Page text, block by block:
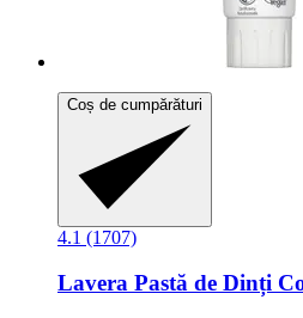
Coș de cumpărături
4.1 (1707)
Lavera Pastă de Dinți